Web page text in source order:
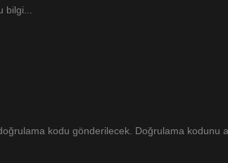
bilgi...
kodu gönderilecek. Doğrulama kodunu